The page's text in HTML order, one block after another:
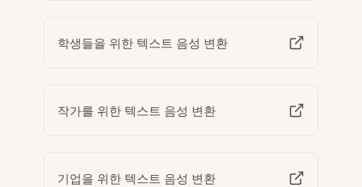
학생들을 위한 텍스트 음성 변환
작가를 위한 텍스트 음성 변환
기업을 위한 텍스트 음성 변환